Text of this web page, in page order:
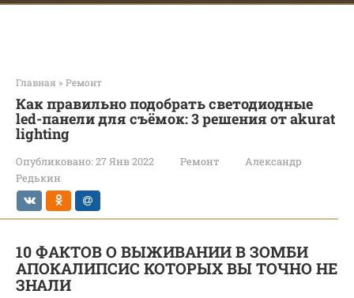
Главная » Ремонт
Как правильно подобрать светодиодные
led-панели для съёмок: 3 решения от akurat
lighting
Опубликовано: 27 Янв 2022 Ремонт
Александр
Редькин
10 ФАКТОВ О ВЫЖИВАНИИ В ЗОМБИ
АПОКАЛИПСИС КОТОРЫХ ВЫ ТОЧНО НЕ
ЗНАЛИ